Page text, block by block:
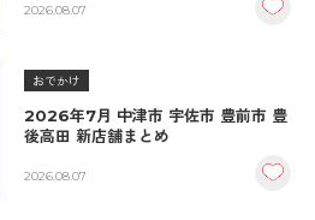
＆生姜焼き！
2026.08.07
おでかけ
2026年7月 中津市 宇佐市 豊前市 豊
後高田 新店舗まとめ
2026.08.07